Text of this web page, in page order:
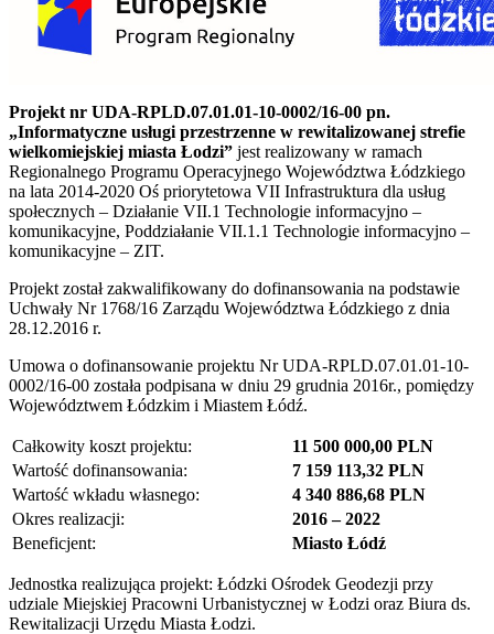
Projekt nr UDA-RPLD.07.01.01-10-0002/16-00 pn.
„Informatyczne usługi przestrzenne w rewitalizowanej strefie
wielkomiejskiej miasta Łodzi” jest realizowany w ramach
Regionalnego Programu Operacyjnego Województwa Łódzkiego
na lata 2014-2020 Oś priorytetowa VII Infrastruktura dla usług
społecznych – Działanie VII.1 Technologie informacyjno –
komunikacyjne, Poddziałanie VII.1.1 Technologie informacyjno –
komunikacyjne – ZIT.
Projekt został zakwalifikowany do dofinansowania na podstawie
Uchwały Nr 1768/16 Zarządu Województwa Łódzkiego z dnia
28.12.2016 r.
Umowa o dofinansowanie projektu Nr UDA-RPLD.07.01.01-10-
0002/16-00 została podpisana w dniu 29 grudnia 2016r., pomiędzy
Województwem Łódzkim i Miastem Łódź.
Całkowity koszt projektu:
11 500 000,00 PLN
Wartość dofinansowania:
7 159 113,32 PLN
Wartość wkładu własnego:
4 340 886,68 PLN
Okres realizacji:
2016 – 2022
Beneficjent:
Miasto Łódź
Jednostka realizująca projekt: Łódzki Ośrodek Geodezji przy
udziale Miejskiej Pracowni Urbanistycznej w Łodzi oraz Biura ds.
Rewitalizacji Urzędu Miasta Łodzi.